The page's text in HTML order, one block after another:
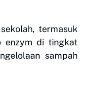
termasuk
enzym di tingkat
sampah